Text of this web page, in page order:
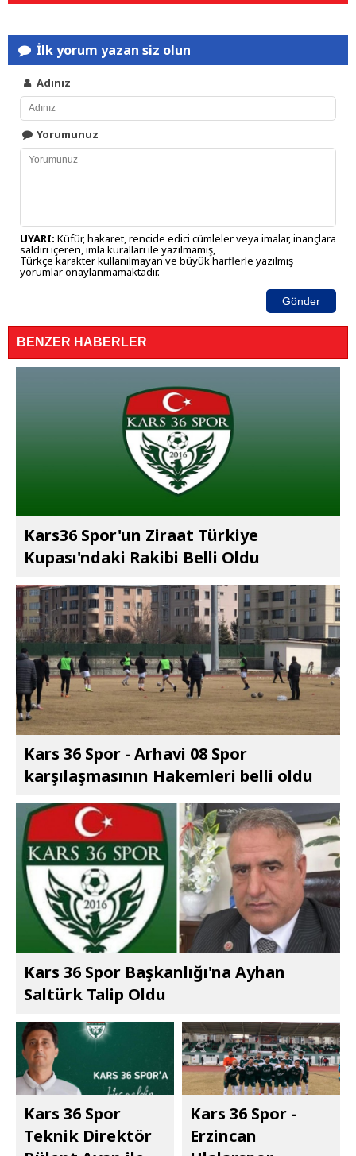
İlk yorum yazan siz olun
Adınız
Yorumunuz
UYARI: Küfür, hakaret, rencide edici cümleler veya imalar, inançlara
saldırı içeren, imla kuralları ile yazılmamış,
Türkçe karakter kullanılmayan ve büyük harflerle yazılmış
yorumlar onaylanmamaktadır.
Gönder
BENZER HABERLER
Kars36 Spor'un Ziraat Türkiye
Kupası'ndaki Rakibi Belli Oldu
Kars 36 Spor - Arhavi 08 Spor
karşılaşmasının Hakemleri belli oldu
Kars 36 Spor Başkanlığı'na Ayhan
Saltürk Talip Oldu
Kars 36 Spor
Teknik Direktör
Kars 36 Spor -
Erzincan